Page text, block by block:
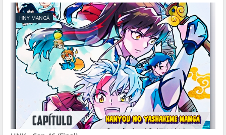
HNY MANGÁ